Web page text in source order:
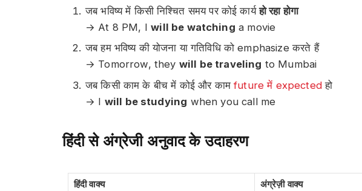
जब भविष्य में किसी निश्चित समय पर कोई कार्यहो रहा होगा
→ At 8 PM, Iwill be watching a movie
जब हम भविष्य की योजना या गतिविधि को emphasize करते हैं
→ Tomorrow, they will be traveling to Mumbai
जब किसी काम के बीच में कोई और कामfuture में expectedहो
→ I will be studying when you call me
हिंदी से अंग्रेजी अनुवाद के उदाहरण
हिंदी वाक्य अंग्रेज़ी वाक्य